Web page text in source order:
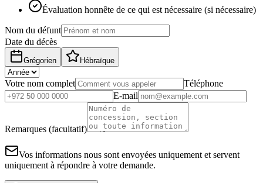
Évaluation honnête de ce qui est nécessaire (si nécessaire)
Nom du défunt
Date du décès
Grégorien Hébraïque
Votre nom complet
Téléphone
E-mail
Remarques (facultatif)
Vos informations nous sont envoyées uniquement et servent
uniquement à répondre à votre demande.